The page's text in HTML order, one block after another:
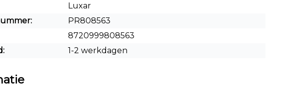
Luxar
PR808563
8720999808563
1-2 werkdagen